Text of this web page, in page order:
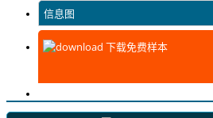
信息图
下载免费样本